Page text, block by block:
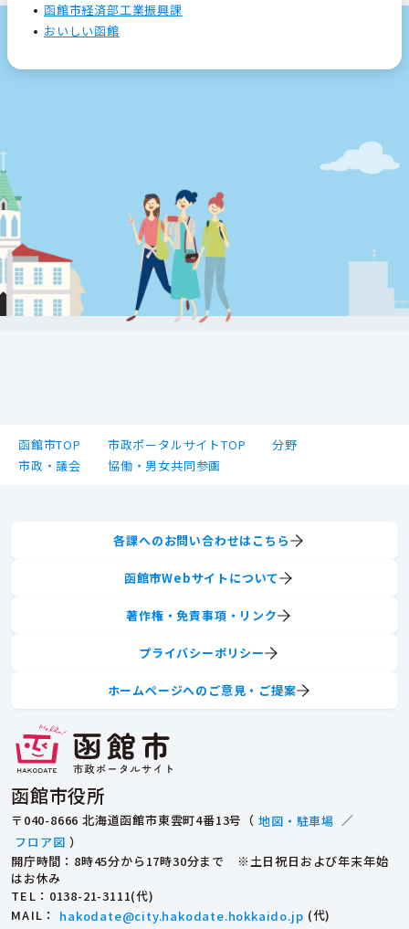
函館市経済部工業振興課
おいしい函館
函館市TOP 市政ポータルサイトTOP
分野
市政・議会
協働・男女共同参画
函館市役所
〒040-8666 北海道函館市東雲町4番13号（ 地図・駐車場 ／
フロア図 ）
開庁時間：8時45分から17時30分まで ※土日祝日および年末年始
はお休み
TEL ：0138-21-3111(代)
MAIL ： hakodate@city.hakodate.hokkaido.jp (代)
各課へのお問い合わせはこちら
函館市Webサイトについて
著作権・免責事項・リンク
プライバシーポリシー
ホームページへのご意見・ご提案